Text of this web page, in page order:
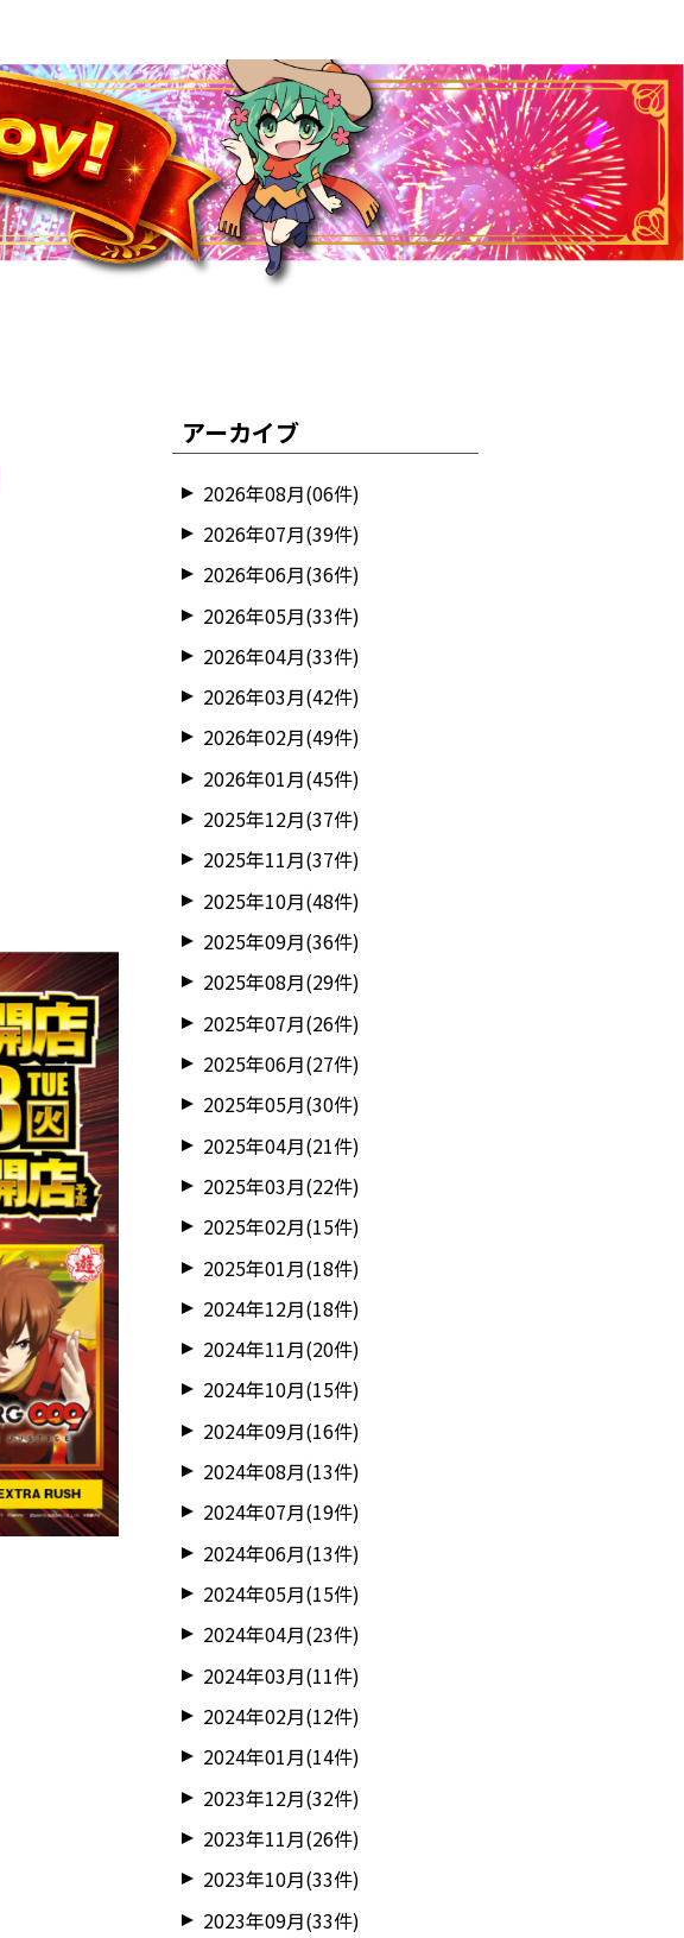
アーカイブ
2026年08月(06件)
2026年07月(39件)
2026年06月(36件)
2026年05月(33件)
2026年04月(33件)
2026年03月(42件)
2026年02月(49件)
2026年01月(45件)
2025年12月(37件)
2025年11月(37件)
2025年10月(48件)
2025年09月(36件)
2025年08月(29件)
2025年07月(26件)
2025年06月(27件)
2025年05月(30件)
2025年04月(21件)
2025年03月(22件)
2025年02月(15件)
2025年01月(18件)
2024年12月(18件)
2024年11月(20件)
2024年10月(15件)
2024年09月(16件)
2024年08月(13件)
2024年07月(19件)
2024年06月(13件)
2024年05月(15件)
2024年04月(23件)
2024年03月(11件)
2024年02月(12件)
2024年01月(14件)
2023年12月(32件)
2023年11月(26件)
2023年10月(33件)
2023年09月(33件)